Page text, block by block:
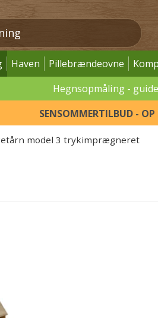
Haven Pillebrændeovne
Hegnsopmåling - guide
SENSOMMERTILBUD -
model 3 trykimprægneret